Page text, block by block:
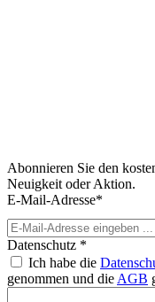
Abonnieren Sie den
Neuigkeit oder Aktion.
E-Mail-Adresse*
Datenschutz *
Ich habe die
genommen und dieAGB